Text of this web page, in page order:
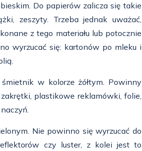
Do papierów zalicza się takie
zeszyty. Trzeba jednak uważać,
z tego materiału lub potocznie
wyrzucać się: kartonów po mleku i
w kolorze żółtym. Powinny
plastikowe reklamówki, folie,
Nie powinno się wyrzucać do
czy luster, z kolei jest to